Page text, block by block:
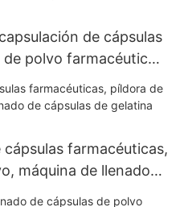
de cápsulas
polvo farmacéutico
NJP 1200C
farmacéuticas,
máquina de llenado
vacía Njp 1500D